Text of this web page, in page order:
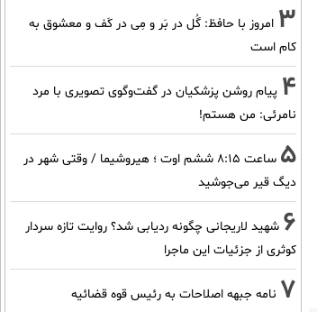
3 امروز با حافظ: گُل در بَر و مِی در کَف و معشوق به
کام است
4 پیام روشن پزشکیان در گفت‌و‌گوی تصویری با مرد
نامرئی: من هستم!
5
ساعت ۸:۱۵ ششم اوت ؛ هیروشیما / وقتی شهر در
دیگ قیر می‌جوشید
6 شهید لاریجانی چگونه ردیابی شد؟ روایت تازه سردار
کوثری از جزئیات این ماجرا
7 نامه جبهه اصلاحات به رئیس قوه قضائیه